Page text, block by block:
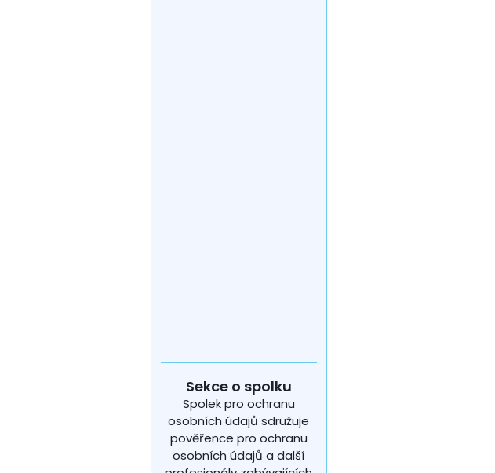
Sekce o spolku
Spolek pro ochranu
osobních údajů sdružuje
pověřence pro ochranu
osobních údajů a další